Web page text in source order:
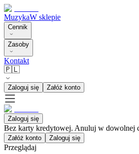
MuzykaW sklepie
Cennik
Zasoby
Kontakt
🇵🇱
Zaloguj się Załóż konto
Zaloguj się
Bez karty kredytowej. Anuluj w dowolnej
Załóż konto Zaloguj się
Przeglądaj